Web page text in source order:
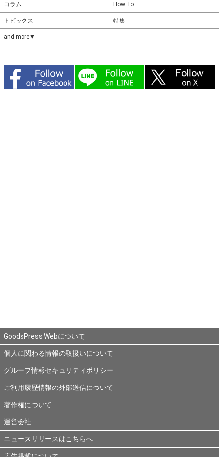
コラム How To
トピックス 特集
and more▼
GoodsPress Webについて
個人に関わる情報の取扱いについて
グループ情報セキュリティポリシー
ご利用履歴情報の外部送信について
著作権について
運営会社
ニュースリリースはこちらへ